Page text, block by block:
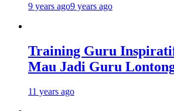
9 years ago9 years ago
Training Guru
Mau Jadi Guru
11 years ago